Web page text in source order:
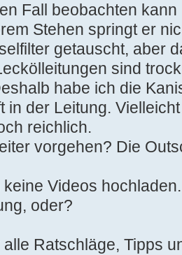
Fall beobachten
Stehen springt er
getauscht, aber
sind
habe ich die
in der Leitung.
reichlich.
vorgehen? Die
Videos
oder?
Ratschläge, Tipps